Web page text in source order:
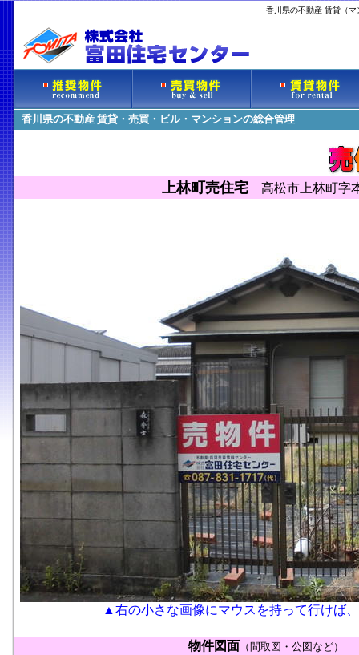
香川県の不動産 賃貸（
香川県の不動産 賃貸・売買・ビル・マンションの総合管理
上林町売住宅 高松市上林町字
▲右の小さな画像にマウスを持って行けば
物件図面 （間取図・公図など）